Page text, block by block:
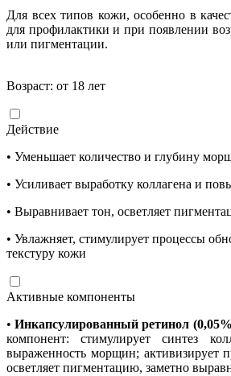
Для всех типов кожи, особенно в
для профилактики и при появлении
или пигментации.
Возраст: от 18 лет
Действие
• Уменьшает количество и глубину
• Усиливает выработку коллагена и
• Выравнивает тон, осветляет
• Увлажняет, стимулирует процессы
текстуру кожи
Активные компоненты
• Инкапсулированный ретинол
компонент: стимулирует синтез
выраженность морщин; активизирует
осветляет пигментацию, заметно